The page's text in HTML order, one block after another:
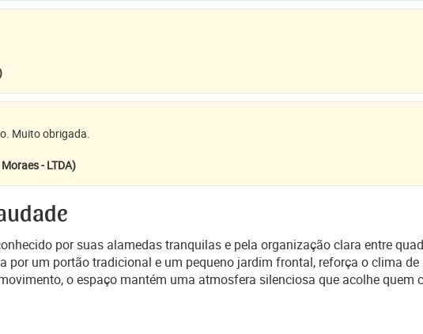
Muito obrigada.
- LTDA)
por suas alamedas tranquilas e pela organização clara entre
um portão tradicional e um pequeno jardim frontal, reforça o clima de
o espaço mantém uma atmosfera silenciosa que acolhe quem